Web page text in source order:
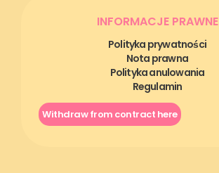
INFORMACJE PRAWNE
Polityka prywatności
Nota prawna
Polityka anulowania
Regulamin
Withdraw from contract here